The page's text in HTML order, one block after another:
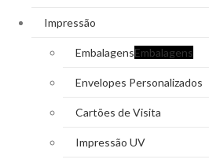
Impressão
EmbalagensEmbalagens
Envelopes Personalizados
Cartões de Visita
Impressão UV